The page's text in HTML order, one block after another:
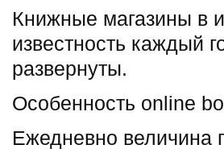
Книжные магазины в
известность каждый
развернуты.
Особенность online
Ежедневно величина